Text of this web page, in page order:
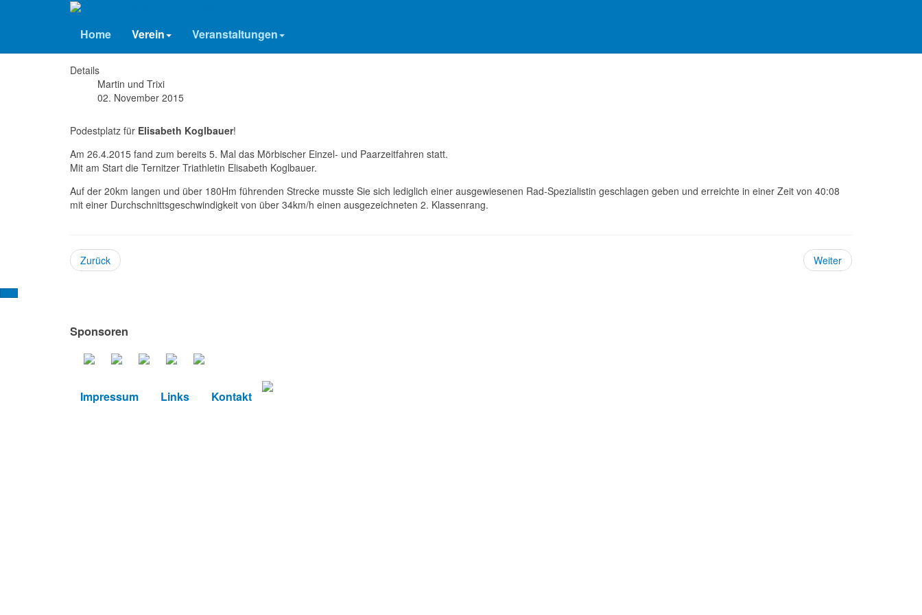
Home Verein Veranstaltungen
Rad - EZF Mörbisch
Details
Martin und Trixi
02. November 2015
Podestplatz für Elisabeth Koglbauer!
Am 26.4.2015 fand zum bereits 5. Mal das Mörbischer Einzel- und Paarzeitfahren statt.
Mit am Start die Ternitzer Triathletin Elisabeth Koglbauer.
Auf der 20km langen und über 180Hm führenden Strecke musste Sie sich lediglich einer ausgewiesenen Rad-Spezialistin geschlagen geben und erreichte in einer Zeit von 40:08
mit einer Durchschnittsgeschwindigkeit von über 34km/h einen ausgezeichneten 2. Klassenrang.
Zurück Weiter
Sponsoren
Impressum Links Kontakt